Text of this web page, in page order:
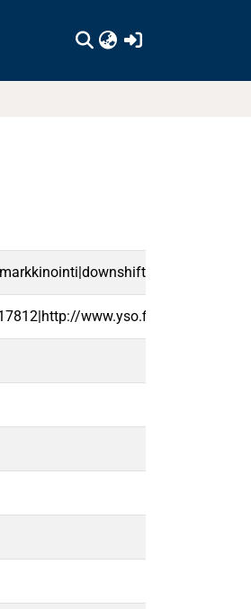
www.yso.fi/onto/yso/